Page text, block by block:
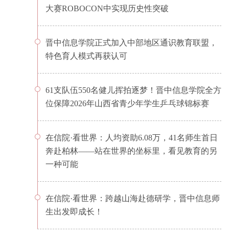
大赛ROBOCON中实现历史性突破
晋中信息学院正式加入中部地区通识教育联盟，
特色育人模式再获认可
61支队伍550名健儿挥拍逐梦！晋中信息学院全方
位保障2026年山西省青少年学生乒乓球锦标赛
在信院·看世界：人均资助6.08万，41名师生首日
奔赴柏林——站在世界的坐标里，看见教育的另
一种可能
在信院·看世界：跨越山海赴德研学，晋中信息师
生出发即成长！